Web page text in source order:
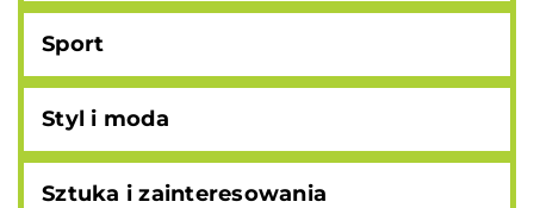
Sport
Styl i moda
Sztuka i zainteresowania